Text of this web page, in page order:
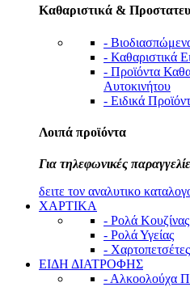
Καθαριστικά &
-
- Καθαριστικά
- Προϊόντα
Αυτοκινήτου
- Ειδικά
Λοιπά προϊόντα
Για τηλεφωνικές
δειτε τον αναλυτικο
ΧΑΡΤΙΚΑ
- Ρολά Κουζίνας
- Ρολά Υγείας
- Χαρτοπετσέτες
ΕΙΔΗ ΔΙΑΤΡΟΦΗΣ
- Αλκοολούχα